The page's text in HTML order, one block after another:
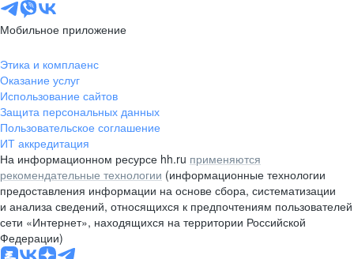
Мобильное приложение
Этика и комплаенс
Оказание услуг
Использование сайтов
Защита персональных данных
Пользовательское соглашение
ИТ аккредитация
На информационном ресурсе hh.ru применяются
рекомендательные технологии (информационные технологии
предоставления информации на основе сбора, систематизации
и анализа сведений, относящихся к предпочтениям пользователей
сети «Интернет», находящихся на территории Российской
Федерации)